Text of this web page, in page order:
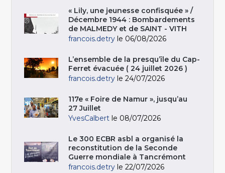
« Lily, une jeunesse confisquée » /
Décembre 1944 : Bombardements
de MALMEDY et de SAINT - VITH
francois.detry le 06/08/2026
L’ensemble de la presqu’île du Cap-
Ferret évacuée ( 24 juillet 2026 )
francois.detry le 24/07/2026
117e « Foire de Namur », jusqu’au
27 Juillet
YvesCalbert le 08/07/2026
Le 300 ECBR asbl a organisé la
reconstitution de la Seconde
Guerre mondiale à Tancrémont
francois.detry le 22/07/2026